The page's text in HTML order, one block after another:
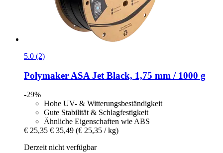
5.0 (2)
Polymaker ASA Jet Black, 1,75 mm / 1000 g
-29%
Hohe UV- & Witterungsbeständigkeit
Gute Stabilität & Schlagfestigkeit
Ähnliche Eigenschaften wie ABS
€ 25,35 € 35,49 (€ 25,35 / kg)
Derzeit nicht verfügbar